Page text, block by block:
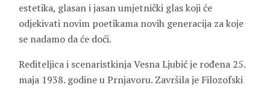
estetika, glasan i jasan umjetnički glas koji će
odjekivati novim poetikama novih generacija za koje
se nadamo da će doći.
Rediteljica i scenaristkinja Vesna Ljubić je rođena 25.
maja 1938. godine u Prnjavoru. Završila je Filozofski